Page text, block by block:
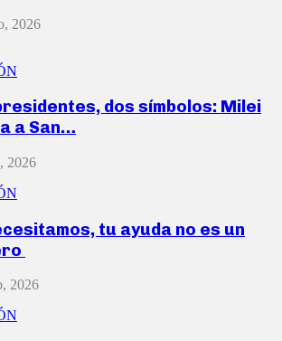
2026
dos símbolos: Milei
a San…
2026
tu ayuda no es un
2026